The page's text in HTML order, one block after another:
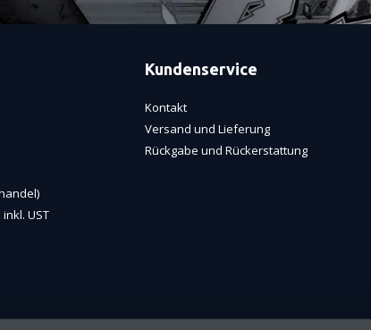
UST
Kundenservice
Kontakt
Versand und Lieferung
Rückgabe und Rückerstattung